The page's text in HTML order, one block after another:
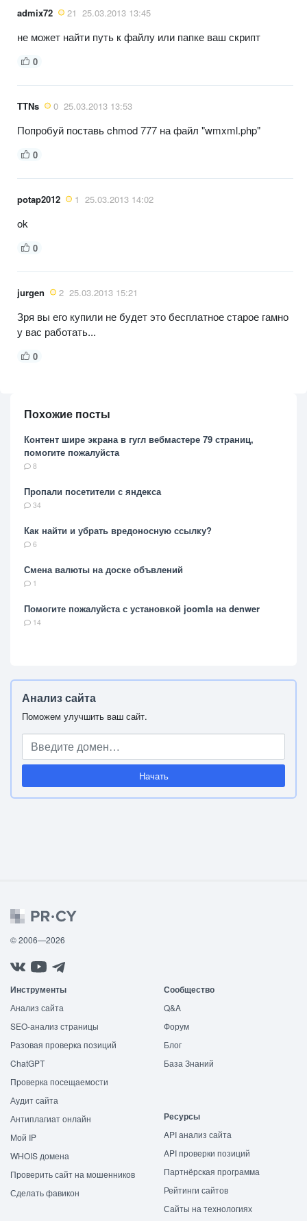
admix72 21 25.03.2013 13:45
не может найти путь к файлу или папке ваш скрипт
0
TTNs 0 25.03.2013 13:53
Попробуй поставь chmod 777 на файл "wmxml.php"
0
potap2012 1 25.03.2013 14:02
ok
0
jurgen 2 25.03.2013 15:21
Зря вы его купили не будет это бесплатное старое гамно
у вас работать...
0
Похожие посты
Контент шире экрана в гугл вебмастере 79 страниц,
помогите пожалуйста
8
Пропали посетители с яндекса
34
Как найти и убрать вредоносную ссылку?
6
Смена валюты на доске объвлений
1
Помогите пожалуйста с установкой joomla на denwer
14
Анализ сайта
Поможем улучшить ваш сайт.
Начать
© 2006—2026
Инструменты
Анализ сайта
SEO-анализ страницы
Разовая проверка позиций
ChatGPT
Проверка посещаемости
Аудит сайта
Антиплагиат онлайн
Мой IP
WHOIS домена
Проверить сайт на мошенников
Сделать фавикон
Сообщество
Q&A
Форум
Блог
База Знаний
Ресурсы
API анализ сайта
API проверки позиций
Партнёрская программа
Рейтинги сайтов
Сайты на технологиях